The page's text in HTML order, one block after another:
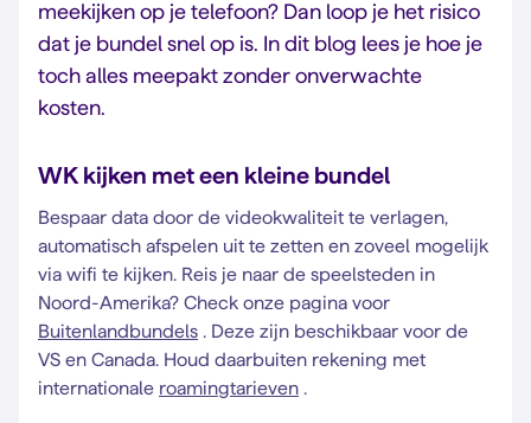
meekijken op je telefoon? Dan loop je het risico
dat je bundel snel op is. In dit blog lees je hoe je
toch alles meepakt zonder onverwachte
kosten.
WK kijken met een kleine bundel
Bespaar data door de videokwaliteit te verlagen,
automatisch afspelen uit te zetten en zoveel mogelijk
via wifi te kijken. Reis je naar de speelsteden in
Noord-Amerika? Check onze pagina voor
Buitenlandbundels . Deze zijn beschikbaar voor de
VS en Canada. Houd daarbuiten rekening met
internationale roamingtarieven .